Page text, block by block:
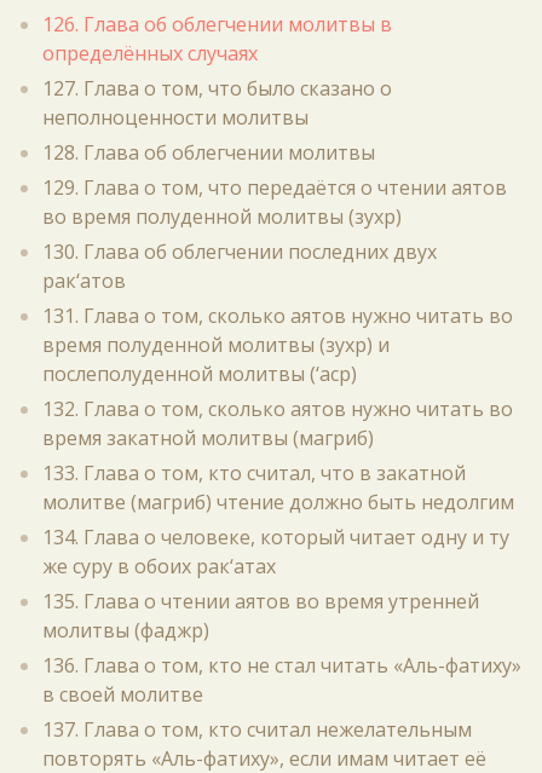
126. Глава об облегчении молитвы в
определённых случаях
127. Глава о том, что было сказано о
неполноценности молитвы
128. Глава об облегчении молитвы
129. Глава о том, что передаётся о чтении аятов
во время полуденной молитвы (зухр)
130. Глава об облегчении последних двух
рак‘атов
131. Глава о том, сколько аятов нужно читать во
время полуденной молитвы (зухр) и
послеполуденной молитвы (‘аср)
132. Глава о том, сколько аятов нужно читать во
время закатной молитвы (магриб)
133. Глава о том, кто считал, что в закатной
молитве (магриб) чтение должно быть недолгим
134. Глава о человеке, который читает одну и ту
же суру в обоих рак‘атах
135. Глава о чтении аятов во время утренней
молитвы (фаджр)
136. Глава о том, кто не стал читать «Аль-фатиху»
в своей молитве
137. Глава о том, кто считал нежелательным
повторять «Аль-фатиху», если имам читает её